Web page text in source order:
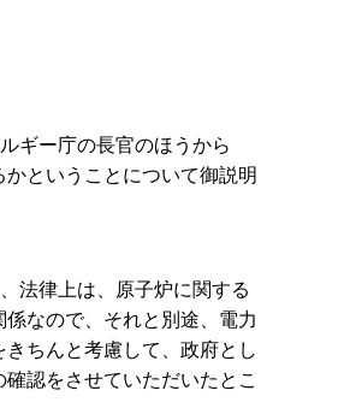
ギー庁の長官のほうから
ということについて御説明
法律上は、原子炉に関する
なので、それと別途、電力
ちんと考慮して、政府とし
認をさせていただいたとこ